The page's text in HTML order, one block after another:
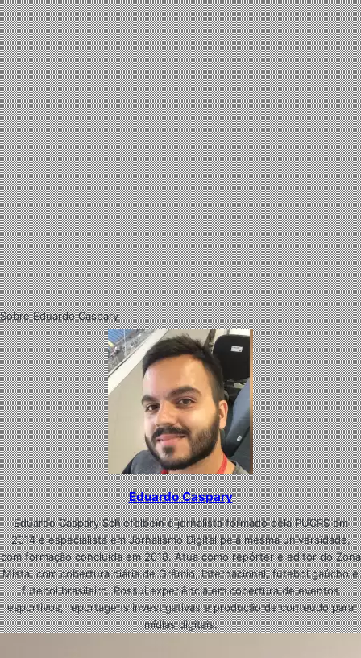
Sobre Eduardo Caspary
Eduardo Caspary
Eduardo Caspary Schiefelbein é jornalista formado pela PUCRS em
2014 e especialista em Jornalismo Digital pela mesma universidade,
com formação concluída em 2018. Atua como repórter e editor do Zona
Mista, com cobertura diária de Grêmio, Internacional, futebol gaúcho e
futebol brasileiro. Possui experiência em cobertura de eventos
esportivos, reportagens investigativas e produção de conteúdo para
mídias digitais.